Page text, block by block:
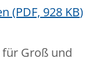
(PDF, 928 KB)
Groß und